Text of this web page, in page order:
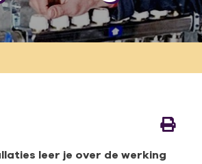
leer je over de werking